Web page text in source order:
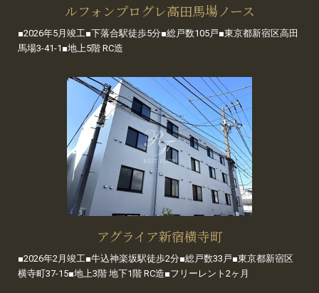
ルフォンプログレ高田馬場ノース
■2026年5月竣工■下落合駅徒歩5分■総戸数105戸■東京都新宿区高田
馬場3-41-1■地上5階 RC造
アグライア新宿横寺町
■2026年2月竣工■牛込神楽坂駅徒歩2分■総戸数33戸■東京都新宿区
横寺町37-15■地上3階 地下1階 RC造■フリーレント2ヶ月